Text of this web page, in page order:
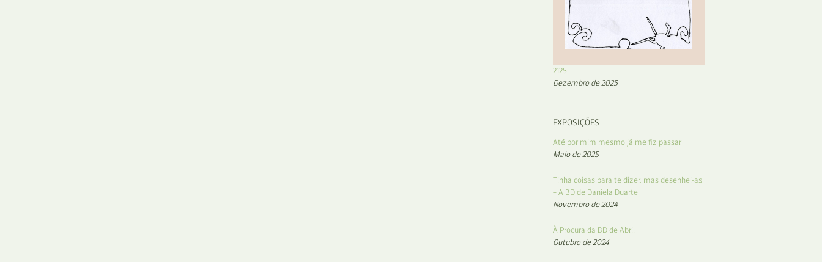
2125
Dezembro de 2025
EXPOSIÇÕES
Até por mim mesmo já me fiz passar
Maio de 2025
Tinha coisas para te dizer, mas desenhei-as
– A BD de Daniela Duarte
Novembro de 2024
À Procura da BD de Abril
Outubro de 2024